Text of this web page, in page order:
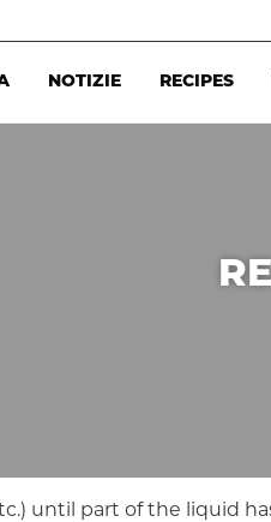
NOTIZIE RECIPES
until part of the liquid